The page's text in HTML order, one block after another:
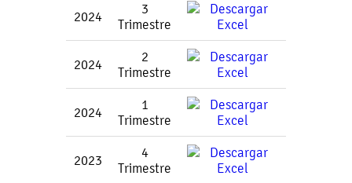
2024
3
Trimestre
2024
2
Trimestre
2024
1
Trimestre
2023
4
Trimestre